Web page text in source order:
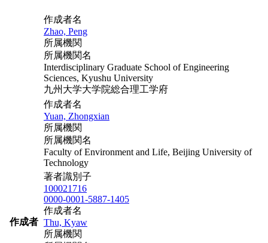
作成者
作成者名
Zhao, Peng
所属機関
所属機関名
Interdisciplinary Graduate School of Engineering
Sciences, Kyushu University
九州大学大学院総合理工学府
作成者名
Yuan, Zhongxian
所属機関
所属機関名
Faculty of Environment and Life, Beijing University of
Technology
著者識別子
100021716
0000-0001-5887-1405
作成者名
Thu, Kyaw
所属機関